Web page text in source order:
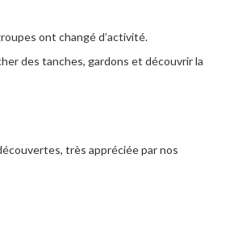
ont changé d’activité.
des tanches, gardons et découvrir la
très appréciée par nos